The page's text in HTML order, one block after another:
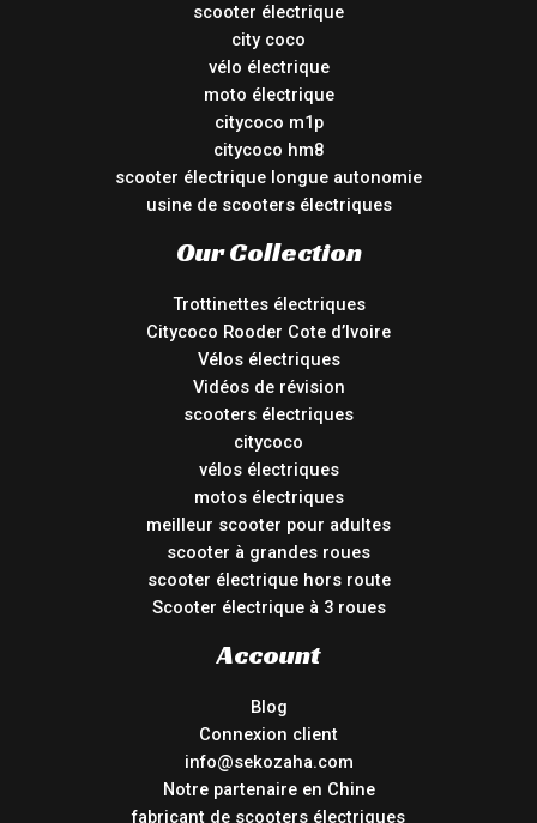
scooter électrique
city coco
vélo électrique
moto électrique
citycoco m1p
citycoco hm8
scooter électrique longue autonomie
usine de scooters électriques
Our Collection
Trottinettes électriques
Citycoco Rooder Cote d’Ivoire
Vélos électriques
Vidéos de révision
scooters électriques
citycoco
vélos électriques
motos électriques
meilleur scooter pour adultes
scooter à grandes roues
scooter électrique hors route
Scooter électrique à 3 roues
Account
Blog
Connexion client
info@sekozaha.com
Notre partenaire en Chine
fabricant de scooters électriques